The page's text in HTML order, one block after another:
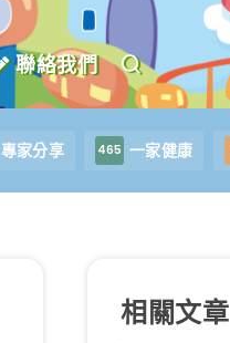
聯絡我們
專家分享 465 一家健康
相關文章